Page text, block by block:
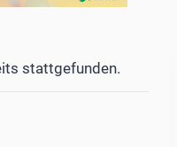
stattgefunden.